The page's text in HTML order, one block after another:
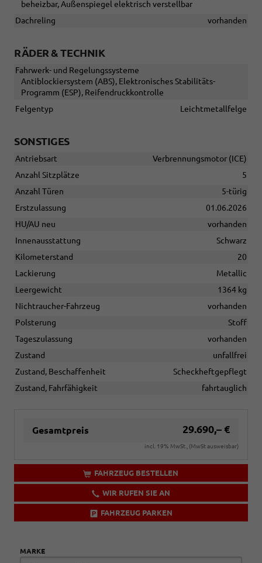
beheizbar, Außenspiegel elektrisch verstellbar
Dachreling
vorhanden
RÄDER & TECHNIK
Fahrwerk- und Regelungssysteme
Antiblockiersystem (ABS), Elektronisches Stabilitäts-
Programm (ESP), Reifendruckkontrolle
Felgentyp
Leichtmetallfelge
SONSTIGES
Antriebsart
Verbrennungsmotor (ICE)
Anzahl Sitzplätze
5
Anzahl Türen
5-türig
Erstzulassung
01.06.2026
HU/AU neu
vorhanden
Innenausstattung
Schwarz
Kilometerstand
20
Lackierung
Metallic
Leergewicht
1364 kg
Nichtraucher-Fahrzeug
vorhanden
Polsterung
Stoff
Tageszulassung
vorhanden
Zustand
unfallfrei
Zustand, Beschaffenheit
Scheckheftgepflegt
Zustand, Fahrfähigkeit
fahrtauglich
Gesamtpreis 29.690,– €
incl. 19% MwSt., (MwSt ausweisbar)
FAHRZEUG BESTELLEN
WIR RUFEN SIE AN
FAHRZEUG PARKEN
MARKE